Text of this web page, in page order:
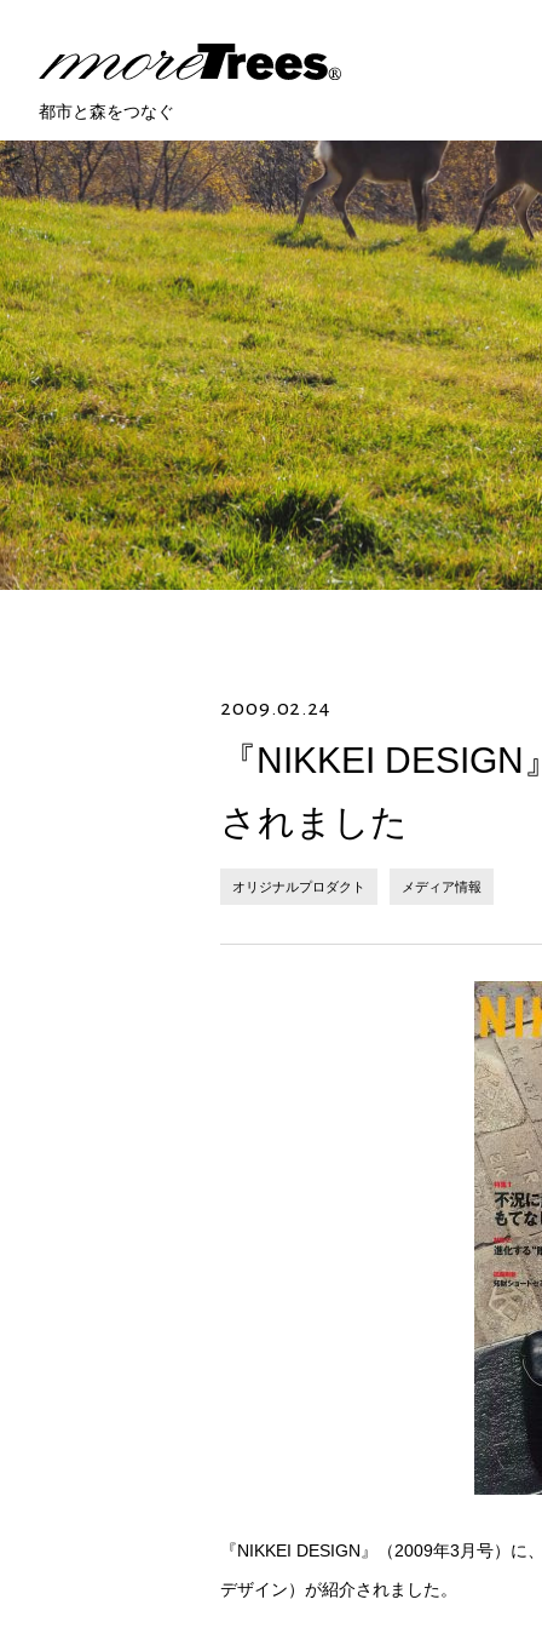
都市と森をつなぐ
2009.02.24
『NIKKEI
されました
オリジナルプロダクト メディア情報
『NIKKEI DESIGN』（2009年3月号）
デザイン）が紹介されました。